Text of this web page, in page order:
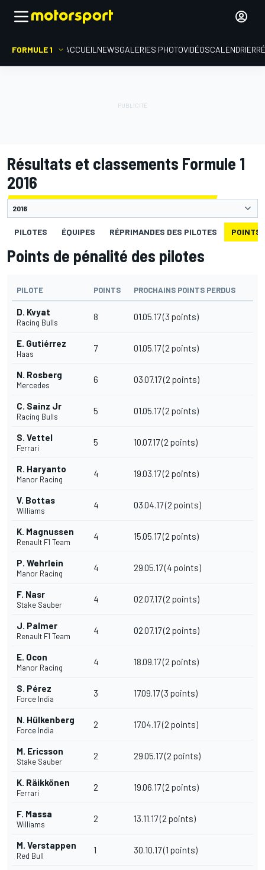
FORMULE 1 ACCUEIL NEWSGALERIES PHOTOVIDÉOSCALENDRIER
Résultats et classements Formule 1
2016
PILOTES ÉQUIPES RÉPRIMANDES DES PILOTES POINTS
Points de pénalité des pilotes
PILOTE POINTS PROCHAINS POINTS PERDUS
D. Kvyat
Racing Bulls
8 01.05.17 (3 points)
E. Gutiérrez
Haas
7 01.05.17 (2 points)
N. Rosberg
Mercedes
6 03.07.17 (2 points)
C. Sainz Jr
Racing Bulls
5 01.05.17 (2 points)
S. Vettel
Ferrari
5 10.07.17 (2 points)
R. Haryanto
Manor Racing
4 19.03.17 (2 points)
V. Bottas
Williams
4 03.04.17 (2 points)
K. Magnussen
Renault F1 Team
4 15.05.17 (2 points)
P. Wehrlein
Manor Racing
4 29.05.17 (4 points)
F. Nasr
Stake Sauber
4 02.07.17 (2 points)
J. Palmer
Renault F1 Team
4 02.07.17 (2 points)
E. Ocon
Manor Racing
4 18.09.17 (2 points)
S. Pérez
Force India
3 17.09.17 (3 points)
N. Hülkenberg
Force India
2 17.04.17 (2 points)
M. Ericsson
Stake Sauber
2 29.05.17 (2 points)
K. Räikkönen
Ferrari
2 19.06.17 (2 points)
F. Massa
Williams
2 13.11.17 (2 points)
M. Verstappen
Red Bull
1 30.10.17 (1 points)